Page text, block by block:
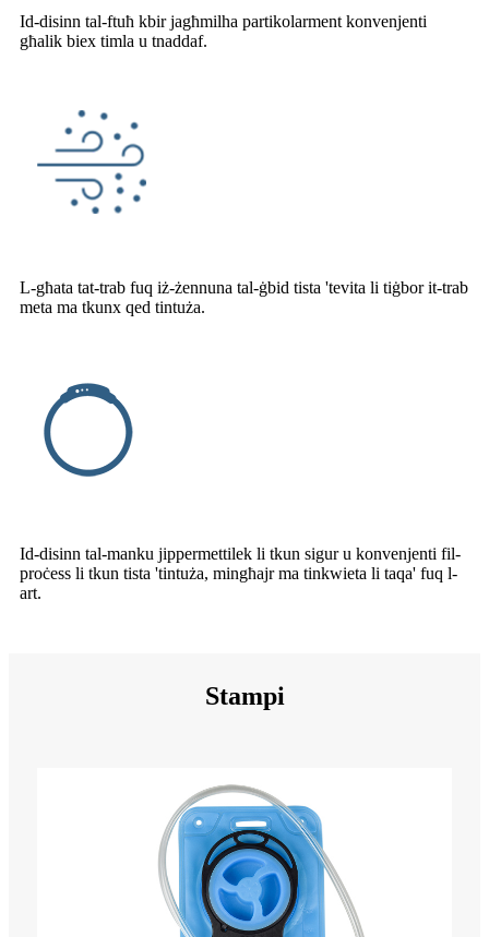
Id-disinn tal-ftuħ kbir jagħmilha partikolarment konvenjenti
għalik biex timla u tnaddaf.
L-għata tat-trab fuq iż-żennuna tal-ġbid tista 'tevita li tiġbor it-trab
meta ma tkunx qed tintuża.
Id-disinn tal-manku jippermettilek li tkun sigur u konvenjenti fil-
proċess li tkun tista 'tintuża, mingħajr ma tinkwieta li taqa' fuq l-
art.
Stampi